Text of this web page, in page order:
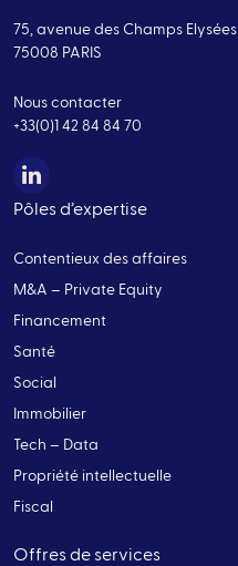
75, avenue des Champs Elysées
75008 PARIS
Nous contacter
+33(0)1 42 84 84 70
Pôles d’expertise
Contentieux des affaires
M&A – Private Equity
Financement
Santé
Social
Immobilier
Tech – Data
Propriété intellectuelle
Fiscal
Offres de services